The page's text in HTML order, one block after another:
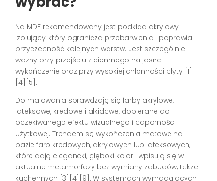
Na MDF rekomendowany jest podkład akrylowy
izolujący, który ogranicza przebarwienia i poprawia
przyczepność kolejnych warstw. Jest szczególnie
ważny przy przejściu z ciemnego na jasne
wykończenie oraz przy wysokiej chłonności płyty [1]
[4][5].
Do malowania sprawdzają się farby akrylowe,
lateksowe, kredowe i alkidowe, dobierane do
oczekiwanego efektu wizualnego i odporności
użytkowej. Trendem są wykończenia matowe na
bazie farb kredowych, akrylowych lub lateksowych,
które dają elegancki, głęboki kolor i wpisują się w
aktualne metamorfozy bez wymiany zabudów, także
kuchennych [3][4][9]. W systemach wymagających